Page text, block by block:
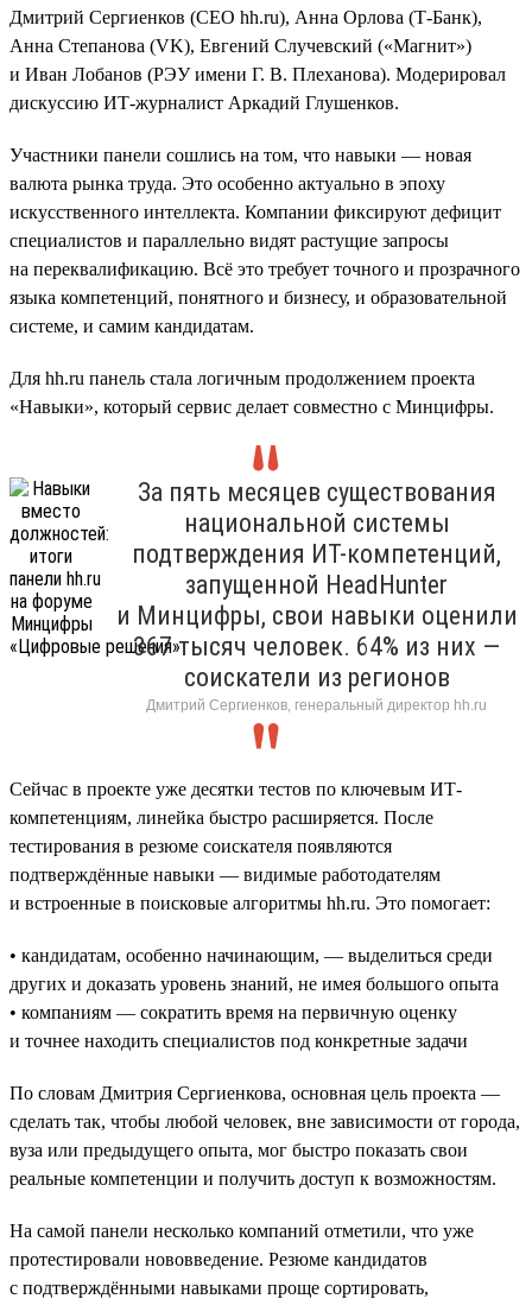
Дмитрий Сергиенков (CEO hh.ru), Анна Орлова (Т-Банк),
Анна Степанова (VK), Евгений Случевский («Магнит»)
и Иван Лобанов (РЭУ имени Г. В. Плеханова). Модерировал
дискуссию ИТ-журналист Аркадий Глушенков.
Участники панели сошлись на том, что навыки — новая
валюта рынка труда. Это особенно актуально в эпоху
искусственного интеллекта. Компании фиксируют дефицит
специалистов и параллельно видят растущие запросы
на переквалификацию. Всё это требует точного и прозрачного
языка компетенций, понятного и бизнесу, и образовательной
системе, и самим кандидатам.
Для hh.ru панель стала логичным продолжением проекта
«Навыки», который сервис делает совместно с Минцифры.
За пять месяцев существования
национальной системы
подтверждения ИТ-компетенций,
запущенной HeadHunter
и Минцифры, свои навыки оценили
367 тысяч человек. 64% из них —
соискатели из регионов
Дмитрий Сергиенков, генеральный директор hh.ru
Сейчас в проекте уже десятки тестов по ключевым ИТ-
компетенциям, линейка быстро расширяется. После
тестирования в резюме соискателя появляются
подтверждённые навыки — видимые работодателям
и встроенные в поисковые алгоритмы hh.ru. Это помогает:
• кандидатам, особенно начинающим, — выделиться среди
других и доказать уровень знаний, не имея большого опыта
• компаниям — сократить время на первичную оценку
и точнее находить специалистов под конкретные задачи
По словам Дмитрия Сергиенкова, основная цель проекта —
сделать так, чтобы любой человек, вне зависимости от города,
вуза или предыдущего опыта, мог быстро показать свои
реальные компетенции и получить доступ к возможностям.
На самой панели несколько компаний отметили, что уже
протестировали нововведение. Резюме кандидатов
с подтверждёнными навыками проще сортировать,